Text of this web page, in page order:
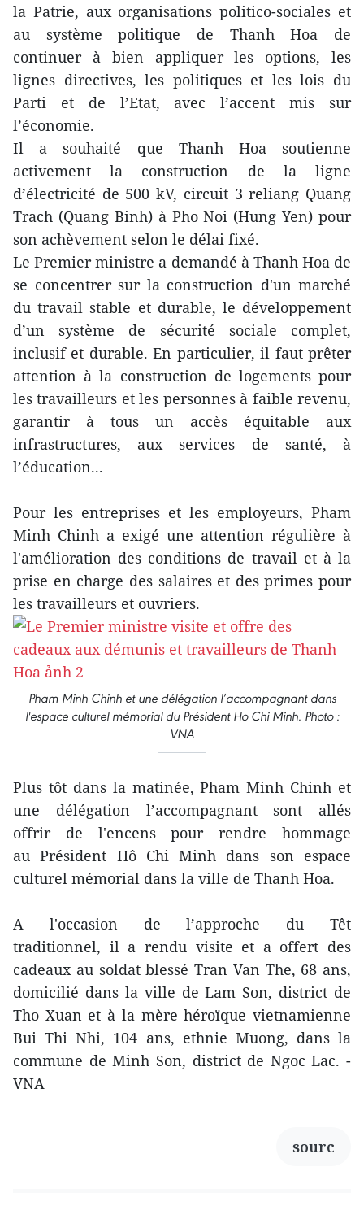
la Patrie, aux organisations politico-sociales et
au système politique de Thanh Hoa de
continuer à bien appliquer les options, les
lignes directives, les politiques et les lois du
Parti et de l’Etat, avec l’accent mis sur
l’économie.
Il a souhaité que Thanh Hoa soutienne
activement la construction de la ligne
d’électricité de 500 kV, circuit 3 reliang Quang
Trach (Quang Binh) à Pho Noi (Hung Yen) pour
son achèvement selon le délai fixé.
Le Premier ministre a demandé à Thanh Hoa de
se concentrer sur la construction d'un marché
du travail stable et durable, le développement
d’un système de sécurité sociale complet,
inclusif et durable. En particulier, il faut prêter
attention à la construction de logements pour
les travailleurs et les personnes à faible revenu,
garantir à tous un accès équitable aux
infrastructures, aux services de santé, à
l’éducation...
Pour les entreprises et les employeurs, Pham
Minh Chinh a exigé une attention régulière à
l'amélioration des conditions de travail et à la
prise en charge des salaires et des primes pour
les travailleurs et ouvriers.
Pham Minh Chinh et une délégation l’accompagnant dans
l'espace culturel mémorial du Président Ho Chi Minh. Photo :
VNA
Plus tôt dans la matinée, Pham Minh Chinh et
une délégation l’accompagnant sont allés
offrir de l'encens pour rendre hommage
au Président Hô Chi Minh dans son espace
culturel mémorial dans la ville de Thanh Hoa.
A l'occasion de l’approche du Têt
traditionnel, il a rendu visite et a offert des
cadeaux au soldat blessé Tran Van The, 68 ans,
domicilié dans la ville de Lam Son, district de
Tho Xuan et à la mère héroïque vietnamienne
Bui Thi Nhi, 104 ans, ethnie Muong, dans la
commune de Minh Son, district de Ngoc Lac. -
VNA
sourc